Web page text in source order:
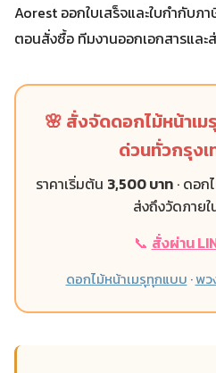
Aorest ออกใบเสร็จและใบกำกับ
ตอนสั่งซื้อ ทีมงานออกเอกสารและ
🌸 สั่งจัดดอกไม้หน้าเ
ด่วนทั่วกรุง
ราคาเริ่มต้น 3,500 บาท · ดอ
ส่งถึงวัดภาย
📞 สั่งผ่าน
ดอกไม้หน้าเมรุทุกแบบ ·พว